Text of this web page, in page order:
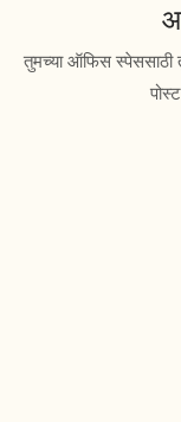
तुमच्या ऑफिस स्पेससाठी